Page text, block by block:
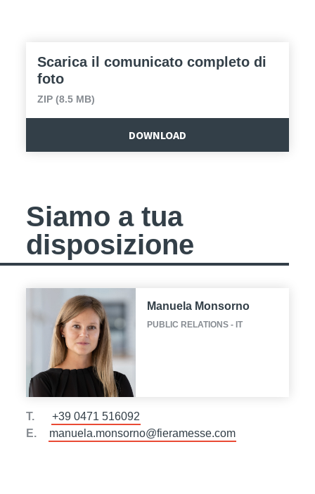
Scarica il comunicato completo di
foto
ZIP (8.5 MB)
DOWNLOAD
Siamo a tua
disposizione
Manuela Monsorno
PUBLIC RELATIONS - IT
T.
+39 0471 516092
E.
manuela.monsorno@fieramesse.com